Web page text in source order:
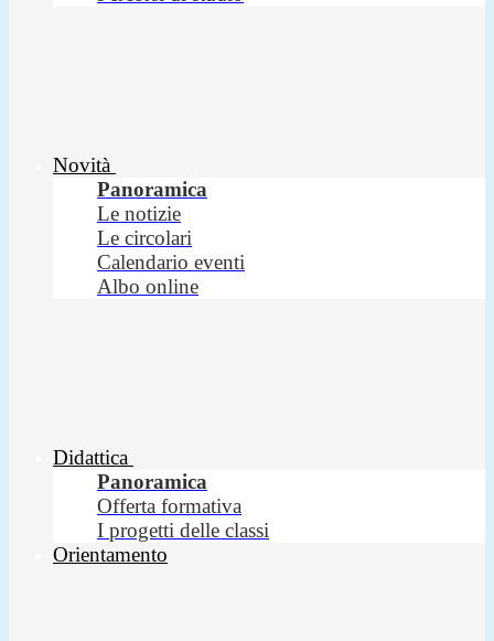
Novità
Panoramica
Le notizie
Le circolari
Calendario eventi
Albo online
Didattica
Panoramica
Offerta formativa
I progetti delle classi
Orientamento